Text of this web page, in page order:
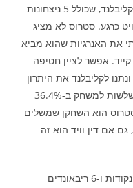
מרשים או מפתיע במיוחד בפלייאוף של קליבלנד, שכולל 5 ניצחונות
ופיגור 2- 1 נגד דטרויט כרגע. סטרוס לא מציג
את האנרגיות שהוא מביא
אפשר לציין חטיפה
קריטית וסל ששברו שוויון 104 במשחק 3 ונתנו לקליבלנד את היתרון
שהם לא שמטו עד הסוף, אפשר לציין 2 שלשות למשחק ב-36.4%
סטרוס הוא השחקן שמשלים
אם דין וויד הוא זה
. 12 נקודות ו-6 ריבאונדים